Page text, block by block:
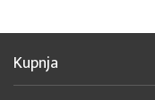
Kupnja